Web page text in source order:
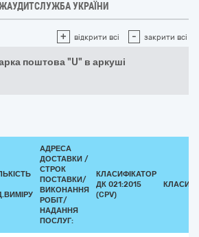
УКРАЇНИ
+ відкрити всі - закрити всі
поштова "U" в аркуші
АДРЕСА
ДОСТАВКИ /
СТРОК
ПОСТАВКИ/
ВИКОНАННЯ
РОБІТ/
НАДАННЯ
ПОСЛУГ:
КЛАСИФІКАТОР
ДК 021:2015
(CPV)